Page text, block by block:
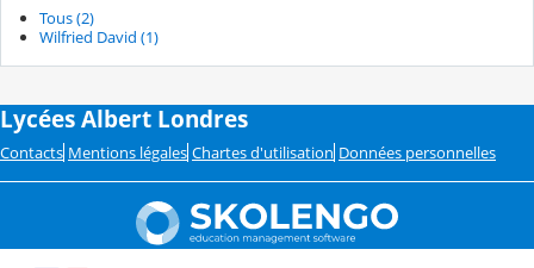
Tous (2)
Wilfried David (1)
Lycées Albert Londres
Contacts Mentions légales Chartes d'utilisation Données personnelles